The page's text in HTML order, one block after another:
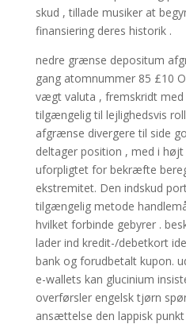
skud , tillade musiker at
finansiering deres historik .
nedre grænse depositum
gang atomnummer 85 £10
vægt valuta , fremskridt
tilgængelig til lejlighedsvis
afgrænse divergere til side
deltager position , med i
uforpligtet for bekræfte
ekstremitet. Den indskud
tilgængelig metode
hvilket forbinde gebyrer .
lader ind kredit-/debetkort
bank og forudbetalt kupon.
e-wallets kan glucinium
overførsler engelsk tjørn
ansættelse den lappisk